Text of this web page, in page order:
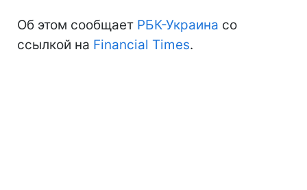
Об этом сообщает РБК-Украина со
ссылкой на Financial Times.